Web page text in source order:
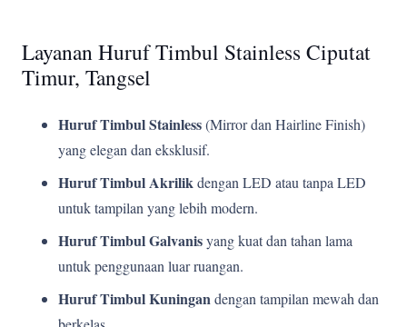
Layanan Huruf Timbul Stainless Ciputat
Timur, Tangsel
Huruf Timbul Stainless(Mirror dan Hairline Finish)
yang elegan dan eksklusif.
Huruf Timbul Akrilikdengan LED atau tanpa LED
untuk tampilan yang lebih modern.
Huruf Timbul Galvanisyang kuat dan tahan lama
untuk penggunaan luar ruangan.
Huruf Timbul Kuningandengan tampilan mewah dan